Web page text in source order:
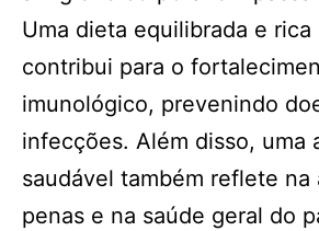
Uma dieta equilibrada e
contribui para o
imunológico, prevenindo
infecções. Além disso, uma
saudável também reflete na
penas e na saúde geral do